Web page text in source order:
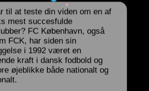
til at teste din viden om en af
mest succesfulde
FC København, også
FCK, har siden sin
i 1992 været en
kraft i dansk fodbold og
øjeblikke både nationalt og